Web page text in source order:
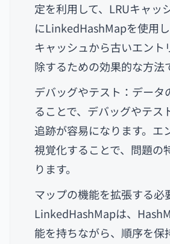
定を利用して、LRUキャッ
にLinkedHashMapを使用し
キャッシュから古いエント
除するための効果的な方法
デバッグやテスト：データ
ることで、デバッグやテス
追跡が容易になります。エ
視覚化することで、問題の
ります。
マップの機能を拡張する必
LinkedHashMapは、
能を持ちながら、順序を保